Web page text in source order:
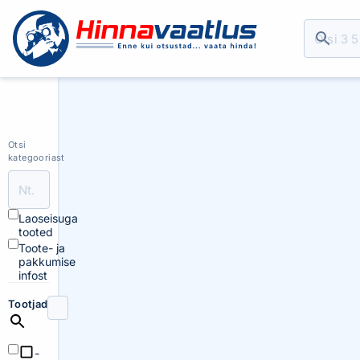
Otsi
kategooriast
Laoseisuga
tooted
Toote- ja
pakkumise
infost
Tootjad
-